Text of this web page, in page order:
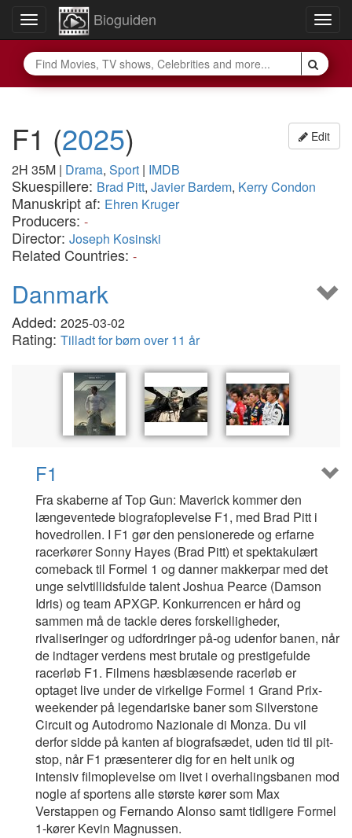
Toggle
navigation
Bioguiden
Edit
F1 (2025)
2H 35M | Drama, Sport | IMDB
Skuespillere: Brad Pitt, Javier Bardem, Kerry Condon
Manuskript af: Ehren Kruger
Producers: -
Director: Joseph Kosinski
Related Countries: -
Danmark
Added: 2025-03-02
Rating: Tilladt for børn over 11 år
F1
Fra skaberne af Top Gun: Maverick kommer den
længeventede biografoplevelse F1, med Brad Pitt i
hovedrollen. I F1 gør den pensionerede og erfarne
racerkører Sonny Hayes (Brad Pitt) et spektakulært
comeback til Formel 1 og danner makkerpar med det
unge selvtillidsfulde talent Joshua Pearce (Damson
Idris) og team APXGP. Konkurrencen er hård og
sammen må de tackle deres forskelligheder,
rivaliseringer og udfordringer på-og udenfor banen, når
de indtager verdens mest brutale og prestigefulde
racerløb F1. Filmens hæsblæsende racerløb er
optaget live under de virkelige Formel 1 Grand Prix-
weekender på legendariske baner som Silverstone
Circuit og Autodromo Nazionale di Monza. Du vil
derfor sidde på kanten af biografsædet, uden tid til pit-
stop, når F1 præsenterer dig for en helt unik og
intensiv filmoplevelse om livet i overhalingsbanen mod
nogle af sportens alle største kører som Max
Verstappen og Fernando Alonso samt tidligere Formel
1-kører Kevin Magnussen.